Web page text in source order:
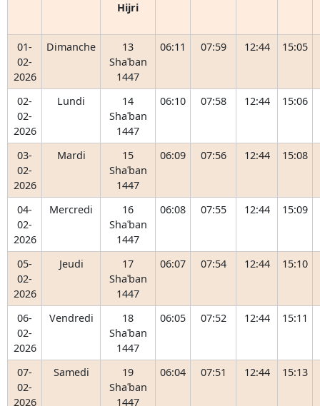
Hijri
01-
02-
2026
Dimanche
13
Shaʿban
1447
06:11 07:59 12:44 15:05
02-
02-
2026
Lundi
14
Shaʿban
1447
06:10 07:58 12:44 15:06
03-
02-
2026
Mardi
15
Shaʿban
1447
06:09 07:56 12:44 15:08
04-
02-
2026
Mercredi
16
Shaʿban
1447
06:08 07:55 12:44 15:09
05-
02-
2026
Jeudi
17
Shaʿban
1447
06:07 07:54 12:44 15:10
06-
02-
2026
Vendredi
18
Shaʿban
1447
06:05 07:52 12:44 15:11
07-
02-
2026
Samedi
19
Shaʿban
1447
06:04 07:51 12:44 15:13